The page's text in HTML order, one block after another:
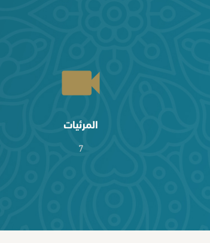
المرئيات
7